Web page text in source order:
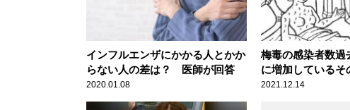
インフルエンザにかかる人とかか
らない人の差は？ 医師が回答
2020.01.08
梅毒の感染者数
に増加しているそ
坊治郎が警鐘
2021.12.14